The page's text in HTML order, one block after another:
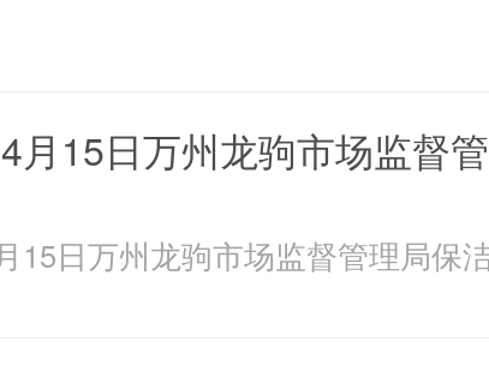
月15日万州龙驹市场监督管